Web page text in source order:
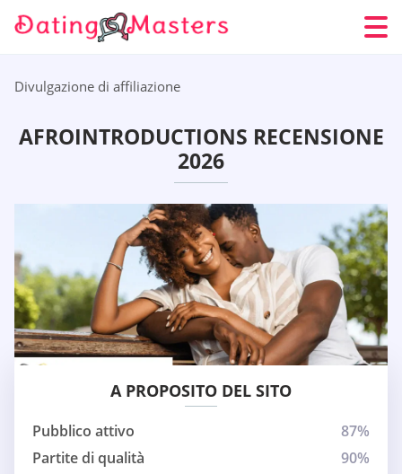
Divulgazione di affiliazione
AFROINTRODUCTIONS RECENSIONE
2026
A PROPOSITO DEL SITO
Pubblico attivo
87%
Partite di qualità
90%